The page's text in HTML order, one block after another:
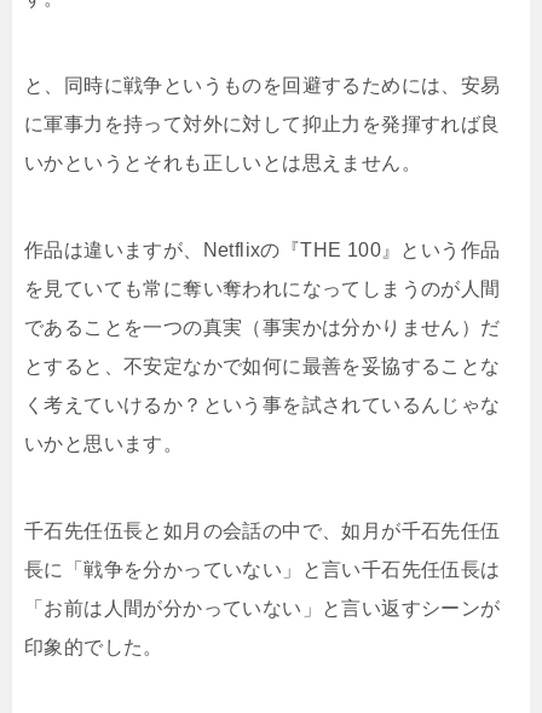
と、同時に戦争というものを回避するためには、安易
に軍事力を持って対外に対して抑止力を発揮すれば良
いかというとそれも正しいとは思えません。
作品は違いますが、Netflixの『THE 100』という作品
を見ていても常に奪い奪われになってしまうのが人間
であることを一つの真実（事実かは分かりません）だ
とすると、不安定なかで如何に最善を妥協することな
く考えていけるか？という事を試されているんじゃな
いかと思います。
千石先任伍長と如月の会話の中で、如月が千石先任伍
長に「戦争を分かっていない」と言い千石先任伍長は
「お前は人間が分かっていない」と言い返すシーンが
印象的でした。